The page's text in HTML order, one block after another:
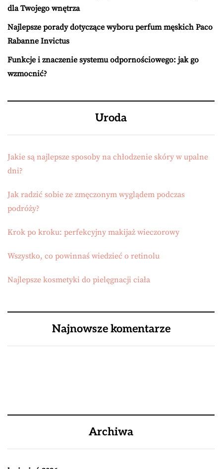
dla Twojego wnętrza
Najlepsze porady dotyczące wyboru perfum męskich Paco
Rabanne Invictus
Funkcje i znaczenie systemu odpornościowego: jak go
wzmocnić?
Uroda
Jakie są najlepsze sposoby na chłodzenie skóry w upalne
dni?
Jak radzić sobie ze zmęczonym wyglądem podczas
podróży?
Krok po kroku: perfekcyjny makijaż wieczorowy
Wszystko, co powinnaś wiedzieć o retinolu
Najlepsze kosmetyki do pielęgnacji ciała
Najnowsze komentarze
Archiwa